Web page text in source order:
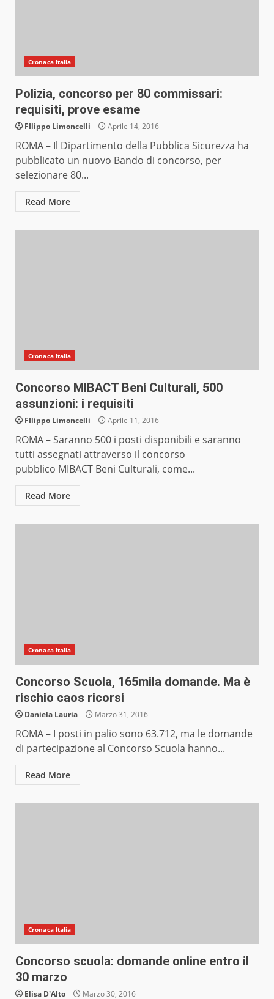
Cronaca Italia
Polizia, concorso per 80 commissari:
requisiti, prove esame
FIlippo Limoncelli Aprile 14, 2016
ROMA – Il Dipartimento della Pubblica Sicurezza ha
pubblicato un nuovo Bando di concorso, per
selezionare 80...
Read More
Cronaca Italia
Concorso MIBACT Beni Culturali, 500
assunzioni: i requisiti
FIlippo Limoncelli Aprile 11, 2016
ROMA – Saranno 500 i posti disponibili e saranno
tutti assegnati attraverso il concorso
pubblico MIBACT Beni Culturali, come...
Read More
Cronaca Italia
Concorso Scuola, 165mila domande. Ma è
rischio caos ricorsi
Daniela Lauria Marzo 31, 2016
ROMA – I posti in palio sono 63.712, ma le domande
di partecipazione al Concorso Scuola hanno...
Read More
Cronaca Italia
Concorso scuola: domande online entro il
30 marzo
Elisa D'Alto Marzo 30, 2016